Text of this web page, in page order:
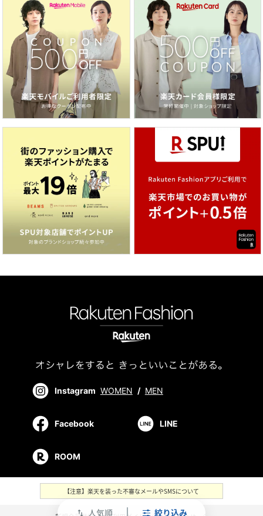
swap_vert 人気順 絞り込み
Instagram WOMEN / MEN
Facebook LINE
ROOM
【注意】楽天を装った不審なメールやSMSについて